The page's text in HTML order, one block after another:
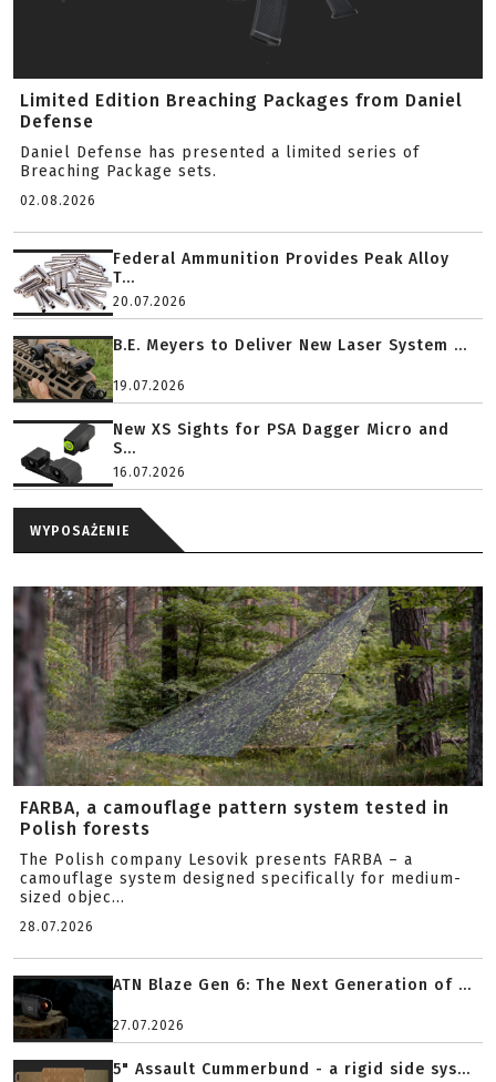
Limited Edition Breaching Packages from Daniel
Defense
Daniel Defense has presented a limited series of
Breaching Package sets.
02.08.2026
Federal Ammunition Provides Peak Alloy
T...
20.07.2026
B.E. Meyers to Deliver New Laser System ...
19.07.2026
New XS Sights for PSA Dagger Micro and
S...
16.07.2026
WYPOSAŻENIE
FARBA, a camouflage pattern system tested in
Polish forests
The Polish company Lesovik presents FARBA – a
camouflage system designed specifically for medium-
sized objec...
28.07.2026
ATN Blaze Gen 6: The Next Generation of ...
27.07.2026
5" Assault Cummerbund - a rigid side sys...